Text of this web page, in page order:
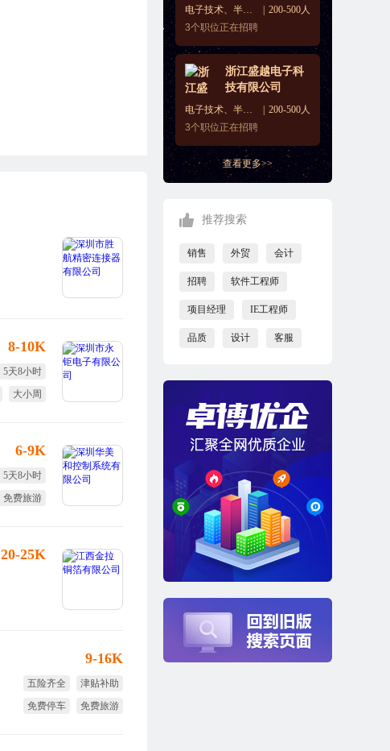
电子技术、半导体、集成电路
200-500人
3个职位正在招聘
浙江盛越电子科
技有限公司
电子技术、半导体、集成电路
200-500人
3个职位正在招聘
查看更多>>
推荐搜索
销售 外贸 会计
招聘 软件工程师
项目经理 IE工程师
品质 设计 客服
8-10K
5天8小时
大小周
6-9K
5天8小时
免费旅游
20-25K
9-16K
五险齐全
津贴补助
免费停车
免费旅游